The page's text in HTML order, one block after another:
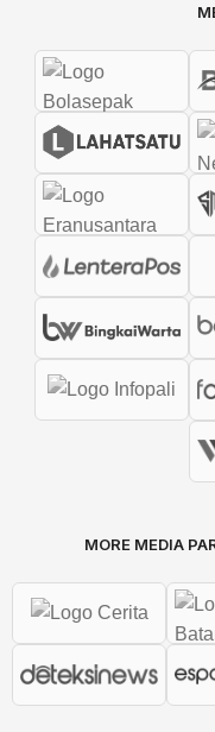
MORE MEDIA